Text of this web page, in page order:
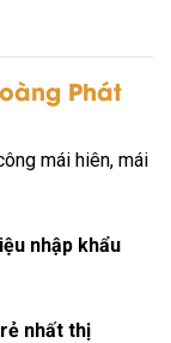
Phát
mái hiên, mái
nhập khẩu
nhất thị